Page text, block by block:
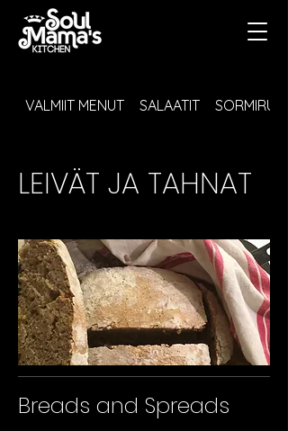
VALMIIT MENUT SALAATIT
LEIVÄT JA TAHNAT
Breads and Spreads